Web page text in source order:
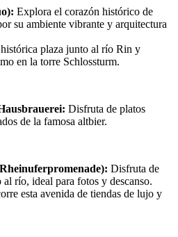
Explora el corazón histórico de
su ambiente vibrante y arquitectura
plaza junto al río Rin y
en la torre Schlossturm.
Disfruta de platos
de la famosa altbier.
Disfruta de
río, ideal para fotos y descanso.
esta avenida de tiendas de lujo y